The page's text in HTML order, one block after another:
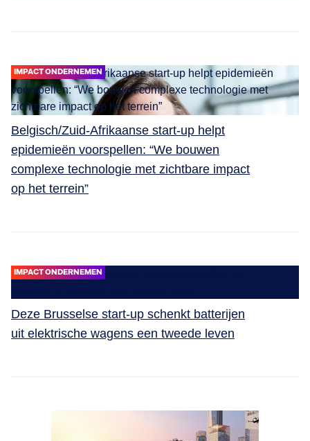
IMPACT ONDERNEMEN
Belgisch/Zuid-Afrikaanse start-up helpt
epidemieën voorspellen: “We bouwen
complexe technologie met zichtbare impact
op het terrein”
IMPACT ONDERNEMEN
Deze Brusselse start-up schenkt batterijen
uit elektrische wagens een tweede leven